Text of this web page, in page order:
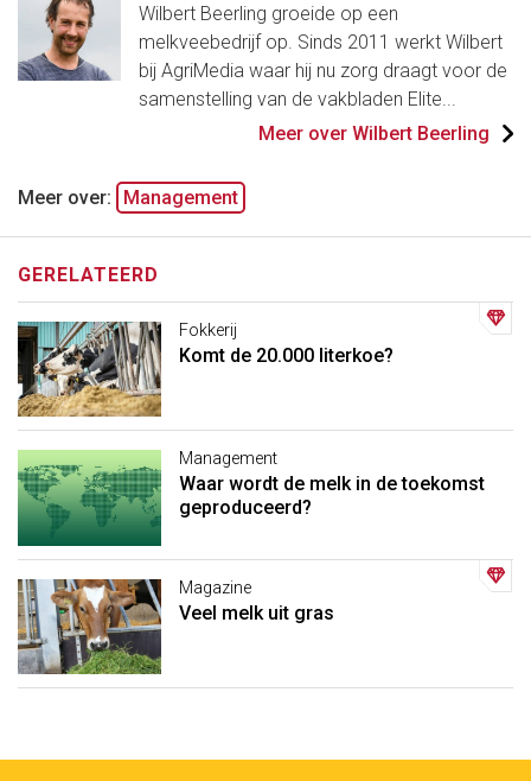
Wilbert Beerling groeide op een
melkveebedrijf op. Sinds 2011 werkt Wilbert
bij AgriMedia waar hij nu zorg draagt voor de
samenstelling van de vakbladen Elite...
Meer over Wilbert Beerling
Meer over: Management
GERELATEERD
Fokkerij
Komt de 20.000 literkoe?
Management
Waar wordt de melk in de toekomst
geproduceerd?
Magazine
Veel melk uit gras